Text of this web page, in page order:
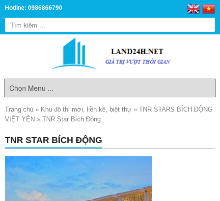
Hotline: 0986866790
Trang chủ » Khu đô thị mới, liền kề, biệt thự » TNR STARS BÍCH ĐỘNG
VIỆT YÊN » TNR Star Bích Động
TNR STAR BÍCH ĐỘNG